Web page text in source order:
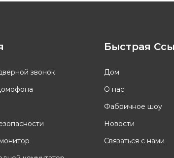
звонок
Быстрая
Дом
О нас
Фабричное шоу
Новости
Связаться с нами